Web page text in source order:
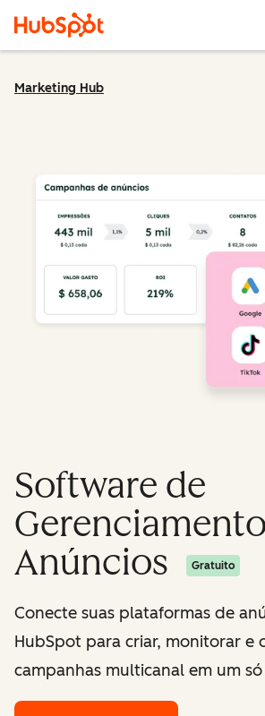
Marketing Hub
Software de
Anúncios
Gratuito
Conecte suas plataformas de
HubSpot para criar, monitorar e
campanhas multicanal em um